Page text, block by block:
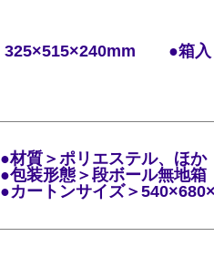
325×515×240mm ●箱入
●材質＞ポリエステル、ほか
●包装形態＞段ボール無地
●カートンサイズ＞